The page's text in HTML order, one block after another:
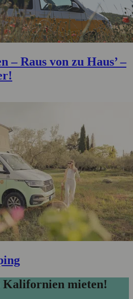
– Raus von zu Haus’ –
mieten!